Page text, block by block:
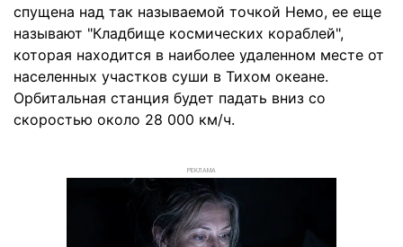
спущена над так называемой точкой Немо, ее еще
называют "Кладбище космических кораблей",
которая находится в наиболее удаленном месте от
населенных участков суши в Тихом океане.
Орбитальная станция будет падать вниз со
скоростью около 28 000 км/ч.
РЕКЛАМА